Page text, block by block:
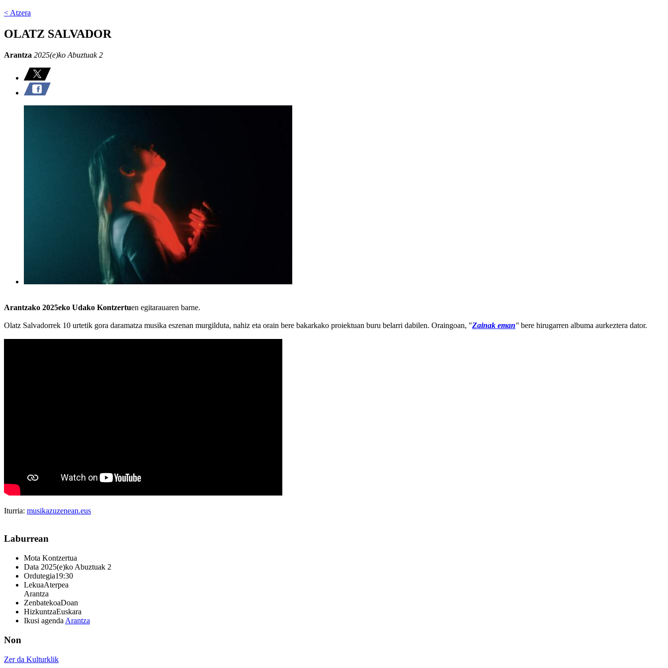
< Atzera
OLATZ SALVADOR
Arantza 2025(e)ko Abuztuak 2
Arantzako 2025eko Udako Kontzertuen egitarauaren barne.
Olatz Salvadorrek 10 urtetik gora daramatza musika eszenan murgilduta, nahiz eta orain bere bakarkako proiektuan buru belarri dabilen. Oraingoan, "Zainak eman" bere hirugarren albuma aurkeztera dator.
Iturria: musikazuzenean.eus
Laburrean
Mota Kontzertua
Data 2025(e)ko Abuztuak 2
Ordutegia19:30
LekuaAterpea
Arantza
ZenbatekoaDoan
HizkuntzaEuskara
Ikusi agenda Arantza
Non
Zer da Kulturklik